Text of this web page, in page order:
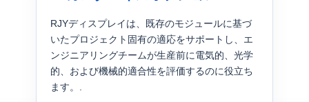
RJYディスプレイは、既存のモジュールに基づ
いたプロジェクト固有の適応をサポートし、エ
ンジニアリングチームが生産前に電気的、光学
的、および機械的適合性を評価するのに役立ち
ます。.